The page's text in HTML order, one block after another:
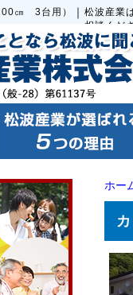
㎝ 3台用） ｜ 松波産業
相談くだ
ホー